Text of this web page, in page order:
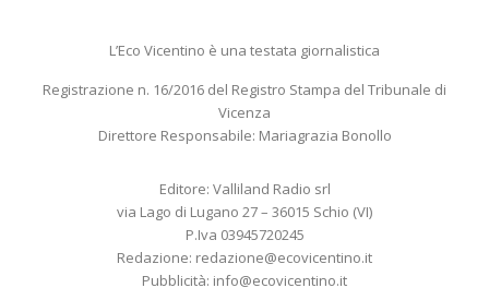
L’Eco Vicentino è una testata giornalistica
Registrazione n. 16/2016 del Registro Stampa del Tribunale di
Vicenza
Direttore Responsabile: Mariagrazia Bonollo
Editore: Valliland Radio srl
via Lago di Lugano 27 – 36015 Schio (VI)
P.Iva 03945720245
Redazione: redazione@ecovicentino.it
Pubblicità: info@ecovicentino.it